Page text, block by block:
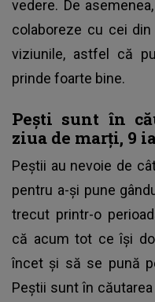
vedere. De
colaboreze cu cei
viziunile, astfel că
prinde foarte bine.
Pești sunt în
ziua de marți, 9
Peștii au nevoie de
pentru a-și pune
trecut printr-o
că acum tot ce își
încet și să se pună
Peștii sunt în